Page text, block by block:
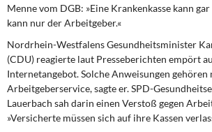
Menne vom DGB: »Eine Krankenkasse kann
kann nur der Arbeitgeber.«
Nordrhein-Westfalens Gesundheitsminister
(CDU) reagierte laut Presseberichten empört
Internetangebot. Solche Anweisungen gehören
Arbeitgeberservice, sagte er. SPD-
Lauerbach sah darin einen Verstoß gegen
»Versicherte müssen sich auf ihre Kassen